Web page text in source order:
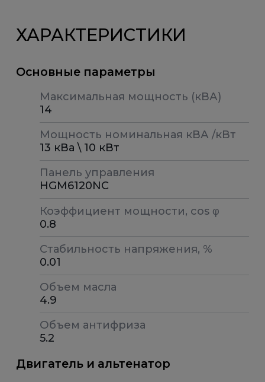
ХАРАКТЕРИСТИКИ
Основные параметры
Максимальная мощность (кВА)
14
Мощность номинальная кВА /кВт
13 кВа \ 10 кВт
Панель управления
HGM6120NC
Коэффициент мощности, cos φ
0.8
Стабильность напряжения, %
0.01
Объем масла
4.9
Объем антифриза
5.2
Двигатель и альтенатор